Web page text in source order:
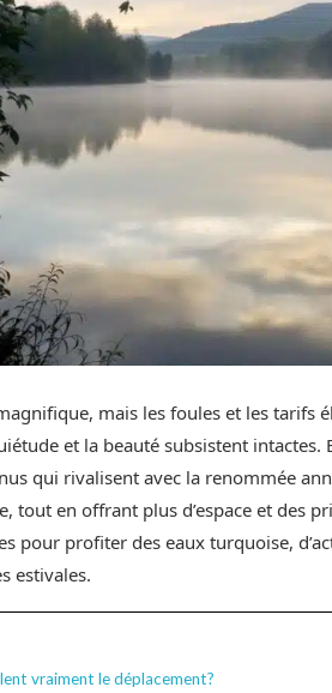
mais les foules et les tarifs
et la beauté subsistent intactes.
qui rivalisent avec la renommée
tout en offrant plus d’espace et des
pour profiter des eaux turquoise,
estivales.
vraiment le déplacement?